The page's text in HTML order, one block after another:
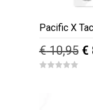
Pacific X
€10,95 €